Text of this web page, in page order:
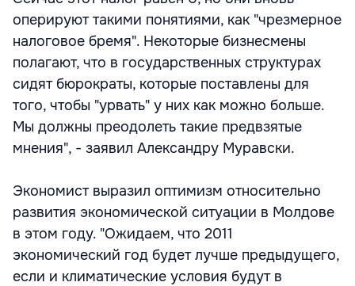
оперируют такими понятиями, как "чрезмерное
налоговое бремя". Некоторые бизнесмены
полагают, что в государственных структурах
сидят бюрократы, которые поставлены для
того, чтобы "урвать" у них как можно больше.
Мы должны преодолеть такие предвзятые
мнения", - заявил Александру Муравски.
Экономист выразил оптимизм относительно
развития экономической ситуации в Молдове
в этом году. "Ожидаем, что 2011
экономический год будет лучше предыдущего,
если и климатические условия будут в